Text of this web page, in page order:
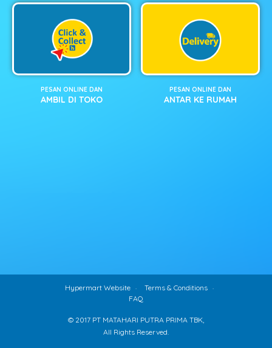
PESAN ONLINE DAN
AMBIL DI TOKO
PESAN ONLINE DAN
ANTAR KE RUMAH
Hypermart Website
Terms & Conditions
FAQ
© 2017 PT MATAHARI PUTRA PRIMA TBK,
All Rights Reserved.